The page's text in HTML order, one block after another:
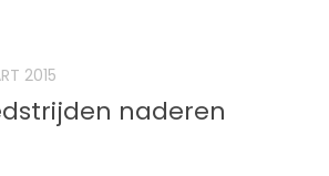
2015
naderen